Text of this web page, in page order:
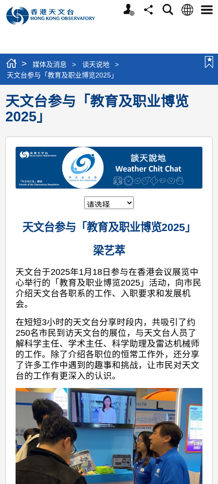
个
分
搜
语
选
> 媒体及消息 > 谈天说地
>
天文台参与「教育及职业博览2025」
天文台参与「教育及职业博览
2025」
天文台参与「教育及职业博览2025」
梁艺萃
天文台于2025年1月18日参与在香港会议展览中
心举行的「教育及职业博览2025」活动，向市民
介绍天文台各职系的工作、入职要求和发展机
会。
在短短3小时的天文台分享时段内，共吸引了约
250名市民到访天文台的展位，与天文台人员了
解科学主任、学术主任、科学助理及雷达机械师
的工作。除了介绍各职位的恒常工作外，还分享
了许多工作中遇到的趣事和挑战，让市民对天文
台的工作有更深入的认识。